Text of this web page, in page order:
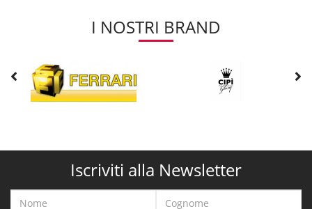
I NOSTRI BRAND
Iscriviti alla Newsletter